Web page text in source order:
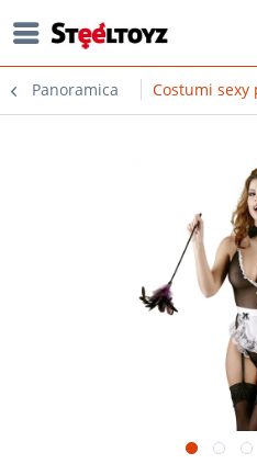
Panoramica Costumi